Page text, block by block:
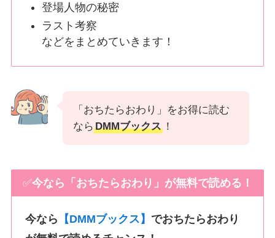
登場人物の秘密
ラスト考察
などをまとめていきます！
「おちたらおわり」をお得に読む
なら DMMブックス！
✅今なら「おちたらおわり」が無料で読める！
今なら 【DMMブックス】 でおちたらおわり